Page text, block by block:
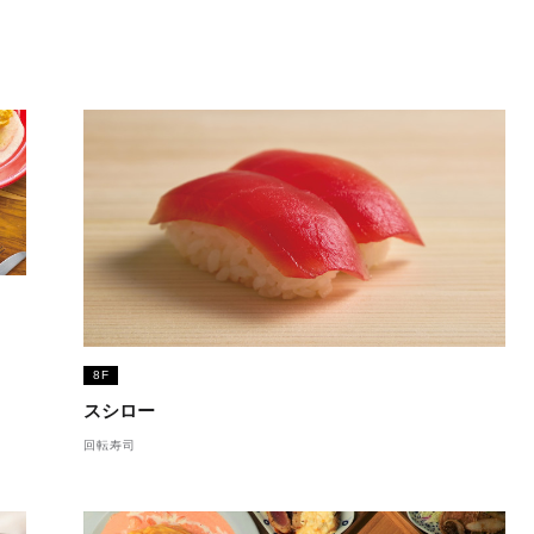
8F
スシロー
回転寿司